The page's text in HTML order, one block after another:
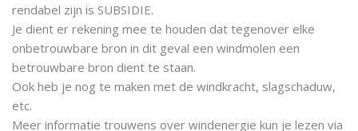
rendabel zijn is SUBSIDIE.
Je dient er rekening mee te houden dat tegenover elke
onbetrouwbare bron in dit geval een windmolen een
betrouwbare bron dient te staan.
Ook heb je nog te maken met de windkracht, slagschaduw,
etc.
Meer informatie trouwens over windenergie kun je lezen via